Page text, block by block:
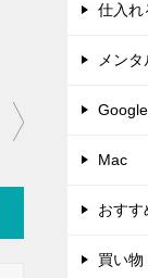
仕入れ
メンタ
Mac
おすす
買い物